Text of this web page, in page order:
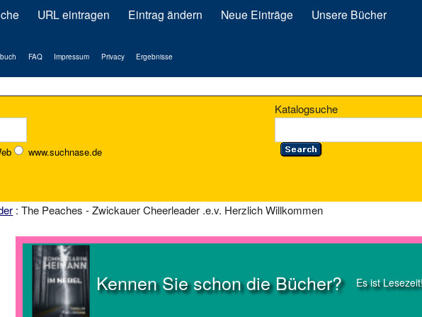
URL eintragen Eintrag ändern Neue Einträge Unsere Bücher
FAQ Impressum Privacy Ergebnisse
www.suchnase.de
Katalogsuche
: The Peaches - Zwickauer Cheerleader .e.v. Herzlich Willkommen
Kennen Sie schon die Bücher? Es ist